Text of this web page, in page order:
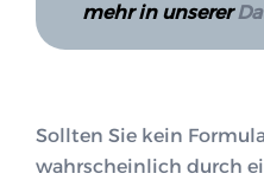
mehr in unserer
Sollten Sie kein
wahrscheinlich durch